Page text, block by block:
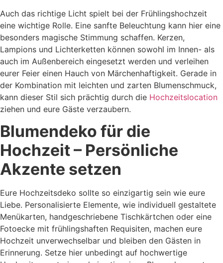
Auch das richtige Licht spielt bei der Frühlingshochzeit
eine wichtige Rolle. Eine sanfte Beleuchtung kann hier eine
besonders magische Stimmung schaffen. Kerzen,
Lampions und Lichterketten können sowohl im Innen- als
auch im Außenbereich eingesetzt werden und verleihen
eurer Feier einen Hauch von Märchenhaftigkeit. Gerade in
der Kombination mit leichten und zarten Blumenschmuck,
kann dieser Stil sich prächtig durch die Hochzeitslocation
ziehen und eure Gäste verzaubern.
Blumendeko für die
Hochzeit – Persönliche
Akzente setzen
Eure Hochzeitsdeko sollte so einzigartig sein wie eure
Liebe. Personalisierte Elemente, wie individuell gestaltete
Menükarten, handgeschriebene Tischkärtchen oder eine
Fotoecke mit frühlingshaften Requisiten, machen eure
Hochzeit unverwechselbar und bleiben den Gästen in
Erinnerung. Setze hier unbedingt auf hochwertige